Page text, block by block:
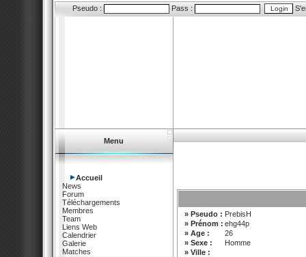
Pseudo : Pass :
Menu
Accueil
News
Forum
Téléchargements
Membres
Team
Liens Web
Calendrier
Galerie
Matches
» Pseudo : PrebisH
» Prénom : ehg44p
» Age :
26
» Sexe :
Homme
» Ville :